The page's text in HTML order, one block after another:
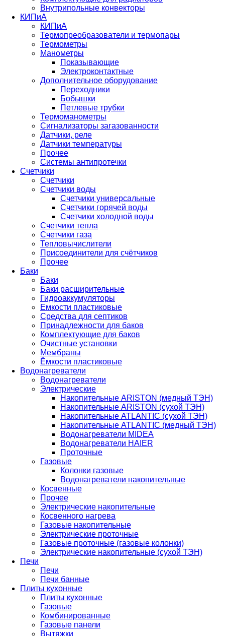
Внутрипольные конвекторы
КИПиА
КИПиА
Термопреобразователи и термопары
Термометры
Манометры
Показывающие
Электроконтактные
Дополнительное оборудование
Переходники
Бобышки
Петлевые трубки
Термоманометры
Сигнализаторы загазованности
Датчики, реле
Датчики температуры
Прочее
Системы антипротечки
Счетчики
Счетчики
Счетчики воды
Счетчики универсальные
Счетчики горячей воды
Счетчики холодной воды
Счетчики тепла
Счетчики газа
Тепловычислители
Присоединители для счётчиков
Прочее
Баки
Баки
Баки расширительные
Гидроаккумуляторы
Емкости пластиковые
Средства для септиков
Принадлежности для баков
Комплектующие для баков
Очистные установки
Мембраны
Ёмкости пластиковые
Водонагреватели
Водонагреватели
Электрические
Накопительные ARISTON (медный ТЭН)
Накопительные ARISTON (сухой ТЭН)
Накопительные ATLANTIC (сухой ТЭН)
Накопительные ATLANTIC (медный ТЭН)
Водонагреватели MIDEA
Водонагреватели HAIER
Проточные
Газовые
Колонки газовые
Водонагреватели накопительные
Косвенные
Прочее
Электрические накопительные
Косвенного нагрева
Газовые накопительные
Электрические проточные
Газовые проточные (газовые колонки)
Электрические накопительные (сухой ТЭН)
Печи
Печи
Печи банные
Плиты кухонные
Плиты кухонные
Газовые
Комбинированные
Газовые панели
Вытяжки